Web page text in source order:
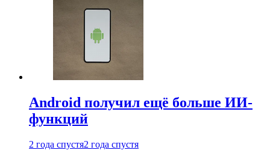
Android получил ещё больше ИИ-
функций
2 года спустя2 года спустя